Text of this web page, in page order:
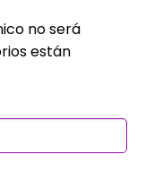
no será
están